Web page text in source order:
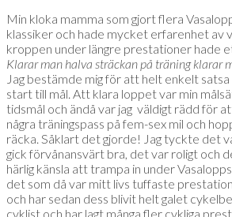
Min kloka mamma som gjort flera
klassiker och hade mycket erfarenhet av
kroppen under längre prestationer hade
Klarar man halva sträckan på träning klarar
Jag bestämde mig för att helt enkelt
start till mål. Att klara loppet var min
tidsmål och ändå var jag väldigt rädd för
några träningspass på fem-sex mil och
räcka. Såklart det gjorde! Jag tyckte det
gick förvånansvärt bra, det var roligt och
härlig känsla att trampa in under
det som då var mitt livs tuffaste
och har sedan dess blivit helt galet
cyklist och har lagt många fler cykliga